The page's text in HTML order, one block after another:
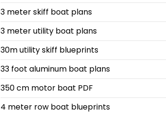
3 meter skiff boat plans
3 meter utility boat plans
30m utility skiff blueprints
33 foot aluminum boat plans
350 cm motor boat PDF
4 meter row boat blueprints